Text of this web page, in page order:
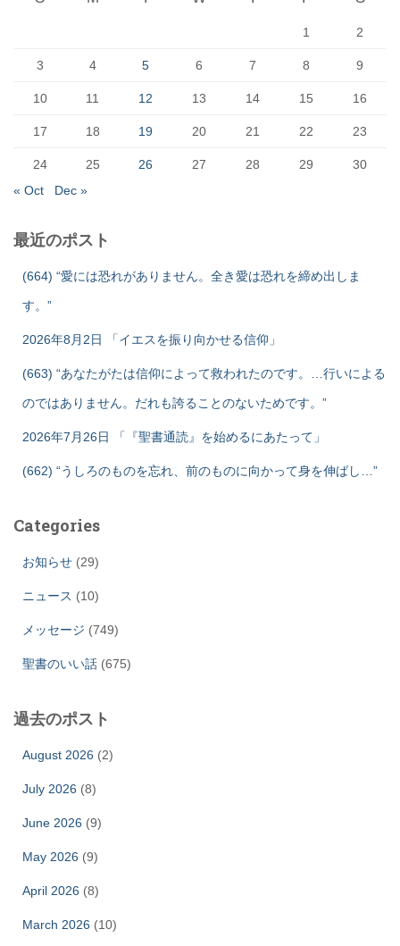
1 2
3 4 5 6 7 8 9
10 11 12 13 14 15 16
17 18 19 20 21 22 23
24 25 26 27 28 29
30
« Oct
Dec »
最近のポスト
(664) “愛には恐れがありません。全き愛は恐れを締め出しま
す。”
2026年8月2日 「イエスを振り向かせる信仰」
(663) “あなたがたは信仰によって救われたのです。…行いによる
のではありません。だれも誇ることのないためです。”
2026年7月26日 「『聖書通読』を始めるにあたって」
(662) “うしろのものを忘れ、前のものに向かって身を伸ばし…”
Categories
お知らせ (29)
ニュース (10)
メッセージ (749)
聖書のいい話 (675)
過去のポスト
August 2026 (2)
July 2026 (8)
June 2026 (9)
May 2026 (9)
April 2026 (8)
March 2026 (10)